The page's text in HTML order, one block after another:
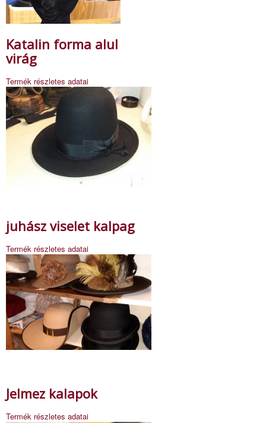
Katalin forma alul
virág
Termék részletes adatai
juhász viselet kalpag
Termék részletes adatai
Jelmez kalapok
Termék részletes adatai